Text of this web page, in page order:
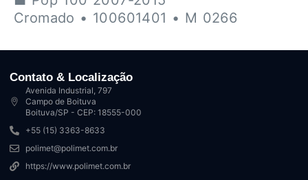
Cromado • 100601401 • M 0266
Contato & Localização
Avenida Industrial, 797
Campo de Boituva
Boituva/SP - CEP: 18555-000
+55 (15) 3363-8633
polimet@polimet.com.br
https://www.polimet.com.br